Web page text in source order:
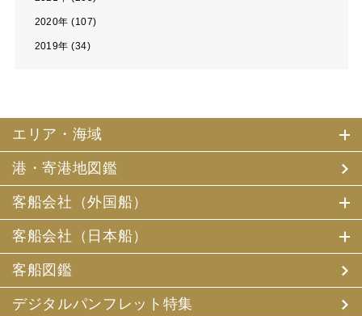
2020年 (107)
2019年 (34)
エリア・海域
港・寄港地図鑑
客船会社（外国船）
客船会社（日本船）
客船図鑑
デジタルパンフレット特集